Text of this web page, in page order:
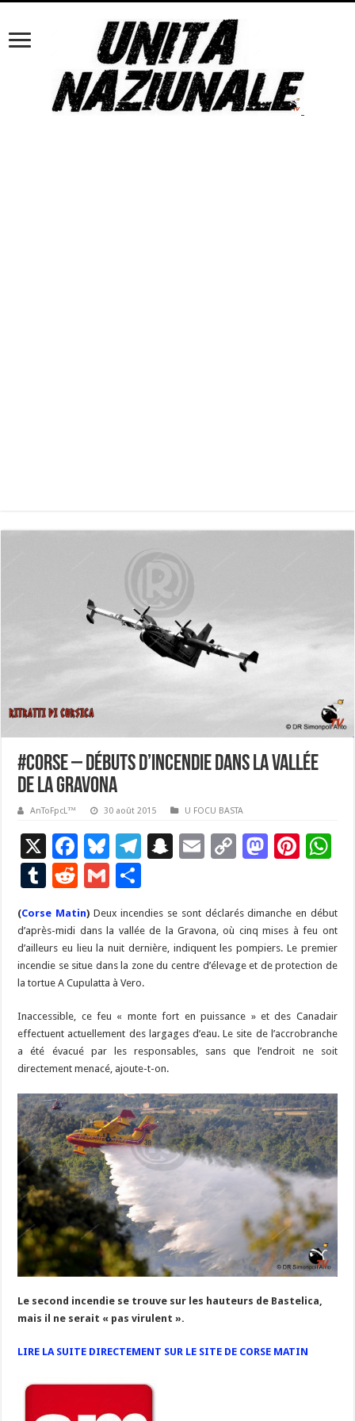
#Corse – Débuts d’incendie dans la vallée
de la Gravona
AnToFpcL™ 30 août 2015 U FOCU BASTA
X
F
ac
e
b
o
o
k
Bl
u
es
ky
T
gr
a
m
S
p
c
h
E
l
C
y
Li
n
M
d
o
n
Pi
es
t
p
p
T
m
bl
r
R
e
d
di
t
G
m
ai
l
ar
ta
g
er
(Corse Matin) Deux incendies se sont déclarés dimanche en début
d’après-midi dans la vallée de la Gravona, où cinq mises à feu ont
d’ailleurs eu lieu la nuit dernière, indiquent les pompiers. Le premier
incendie se situe dans la zone du centre d’élevage et de protection de
la tortue A Cupulatta à Vero.
Inaccessible, ce feu « monte fort en puissance » et des Canadair
effectuent actuellement des largages d’eau. Le site de l’accrobranche
a été évacué par les responsables, sans que l’endroit ne soit
directement menacé, ajoute-t-on.
Le second incendie se trouve sur les hauteurs de Bastelica,
mais il ne serait « pas virulent ».
LIRE LA SUITE DIRECTEMENT SUR LE SITE DE CORSE MATIN